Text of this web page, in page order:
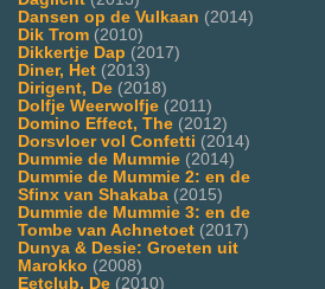
Dansen op de Vulkaan (2014)
Dik Trom (2010)
Dikkertje Dap (2017)
Diner, Het (2013)
Dirigent, De (2018)
Dolfje Weerwolfje (2011)
Domino Effect, The (2012)
Dorsvloer vol Confetti (2014)
Dummie de Mummie (2014)
Dummie de Mummie 2: en de
Sfinx van Shakaba (2015)
Dummie de Mummie 3: en de
Tombe van Achnetoet (2017)
Dunya & Desie: Groeten uit
Marokko (2008)
Eetclub, De (2010)